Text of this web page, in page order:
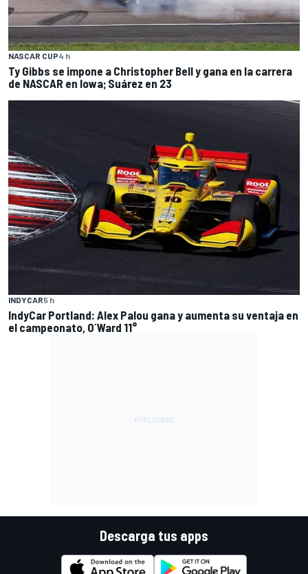
NASCAR CUP4 h
Ty Gibbs se impone a Christopher Bell y gana en la carrera
de NASCAR en Iowa; Suárez en 23
INDYCAR5 h
IndyCar Portland: Alex Palou gana y aumenta su ventaja en
el campeonato, O´Ward 11°
Descarga tus apps